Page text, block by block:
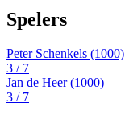
Spelers
Peter Schenkels (1000)
3 / 7
Jan de Heer(1000)
3 / 7